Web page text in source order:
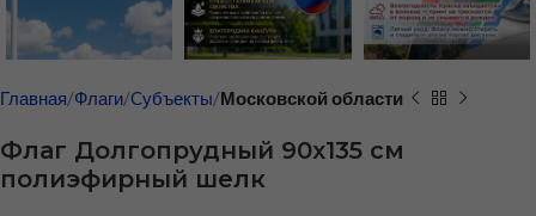
Главная Флаги Cубъекты Московской области
Флаг Долгопрудный 90х135 см
полиэфирный шелк